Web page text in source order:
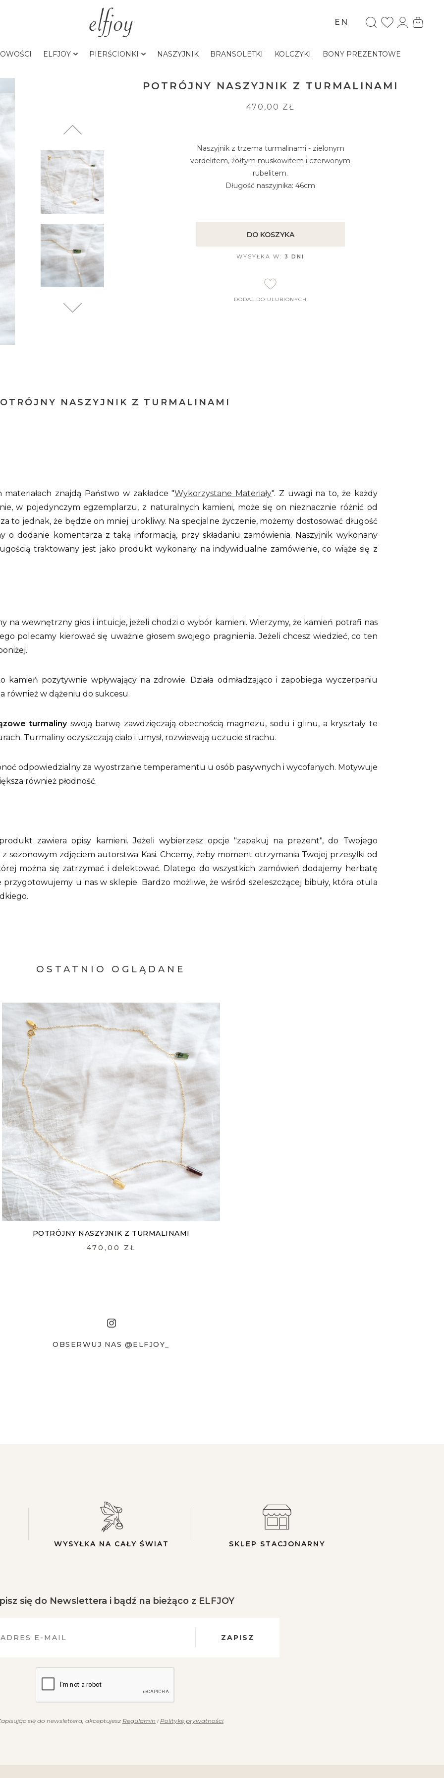
EN
ELFJOY PIERŚCIONKI NASZYJNIK BRANSOLETKI KOLCZYKI BONY PREZENTOWE
POTRÓJNY NASZYJNIK Z TURMALINAMI
470,00 ZŁ
Naszyjnik z trzema turmalinami - zielonym
verdelitem, żółtym muskowitem i czerwonym
rubelitem.
Długość naszyjnika: 46cm
DO KOSZYKA
WYSYŁKA W: 3 DNI
DODAJ DO ULUBIONYCH
NASZYJNIK Z TURMALINAMI
znajdą Państwo w zakładce "Wykorzystane Materiały". Z uwagi na to, że każdy
w pojedynczym egzemplarzu, z naturalnych kamieni, może się on nieznacznie różnić od
to jednak, że będzie on mniej urokliwy. Na specjalne życzenie, możemy dostosować długość
o dodanie komentarza z taką informacją, przy składaniu zamówienia. Naszyjnik wykonany
traktowany jest jako produkt wykonany na indywidualne zamówienie, co wiąże się z
na wewnętrzny głos i intuicje, jeżeli chodzi o wybór kamieni. Wierzymy, że kamień potrafi nas
polecamy kierować się uważnie głosem swojego pragnienia. Jeżeli chcesz wiedzieć, co ten
pozytywnie wpływający na zdrowie. Działa odmładzająco i zapobiega wyczerpaniu
również w dążeniu do sukcesu.
turmalinyswoją barwę zawdzięczają obecnością magnezu, sodu i glinu, a kryształy te
Turmaliny oczyszczają ciało i umysł, rozwiewają uczucie strachu.
odpowiedzialny za wyostrzanie temperamentu u osób pasywnych i wycofanych. Motywuje
również płodność.
zawiera opisy kamieni. Jeżeli wybierzesz opcje "zapakuj na prezent", do Twojego
sezonowym zdjęciem autorstwa Kasi. Chcemy, żeby moment otrzymania Twojej przesyłki od
można się zatrzymać i delektować. Dlatego do wszystkich zamówień dodajemy herbatę
u nas w sklepie. Bardzo możliwe, że wśród szeleszczącej bibuły, która otula
OSTATNIO OGLĄDANE
POTRÓJNY NASZYJNIK Z TURMALINAMI
470,00 ZŁ
OBSERWUJ NAS @ELFJOY_
WYSYŁKA NA CAŁY ŚWIAT SKLEP STACJONARNY
się do Newslettera i bądź na bieżąco z ELFJOY
ZAPISZ
się do newslettera, akceptujesz Regulamin i Politykę prywatności